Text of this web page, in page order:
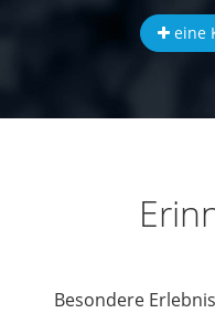
eine
Besondere